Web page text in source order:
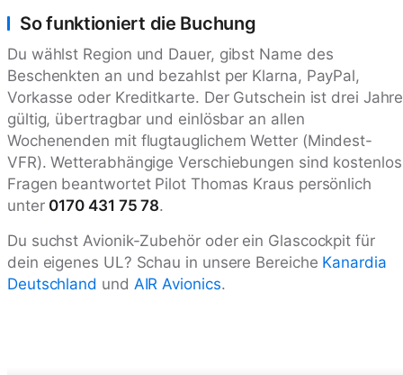
So funktioniert die Buchung
Du wählst Region und Dauer, gibst Name des
Beschenkten an und bezahlst per Klarna, PayPal,
Vorkasse oder Kreditkarte. Der Gutschein ist drei Jahre
gültig, übertragbar und einlösbar an allen
Wochenenden mit flugtauglichem Wetter (Mindest-
VFR). Wetterabhängige Verschiebungen sind
Fragen beantwortet Pilot Thomas Kraus persönlich
unter 0170 431 75 78.
Du suchst Avionik-Zubehör oder ein Glascockpit für
dein eigenes UL? Schau in unsere Bereiche Kanardia
Deutschland und AIR Avionics.